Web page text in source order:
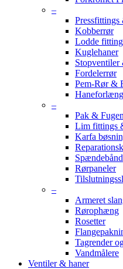
–
Pressfittings
Kobberrør
Lodde
Kuglehaner
Fordelerrør
Pem-Rør &
–
Pak &
Lim fittings
Karfa
Spændebånd
Rørpaneler
–
Armeret
Rørophæng
Rosetter
Tagrender
Vandmålere
Ventiler & haner